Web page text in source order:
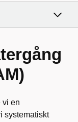
vi en
systematiskt